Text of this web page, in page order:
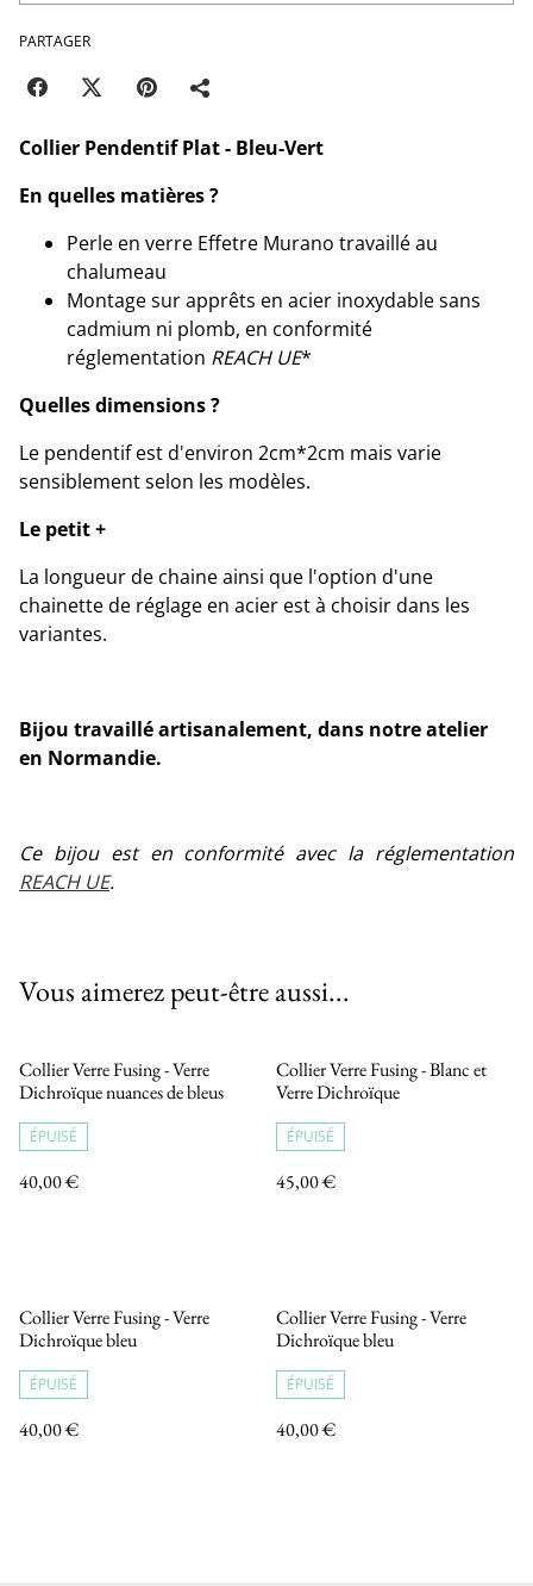
PARTAGER
Collier Pendentif Plat - Bleu-Vert
En quelles matières ?
Perle en verre Effetre Murano travaillé au
chalumeau
Montage sur apprêts en acier inoxydable sans
cadmium ni plomb, en conformité
réglementation REACH UE*
Quelles dimensions ?
Le pendentif est d'environ 2cm*2cm mais varie
sensiblement selon les modèles.
Le petit +
La longueur de chaine ainsi que l'option d'une
chainette de réglage en acier est à choisir dans les
variantes.
Bijou travaillé artisanalement, dans notre atelier
en Normandie.
Ce bijou est en conformité avec la réglementation
REACH UE.
Vous aimerez peut-être aussi...
Collier Verre Fusing - Verre
Dichroïque nuances de bleus
ÉPUISÉ
40,00 €
Collier Verre Fusing - Blanc et
Verre Dichroïque
ÉPUISÉ
45,00 €
Collier Verre Fusing - Verre
Dichroïque bleu
ÉPUISÉ
40,00 €
Collier Verre Fusing - Verre
Dichroïque bleu
ÉPUISÉ
40,00 €